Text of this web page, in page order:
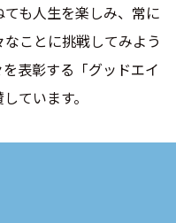
も人生を楽しみ、常に
ことに挑戦してみよう
表彰する「グッドエイ
ています。